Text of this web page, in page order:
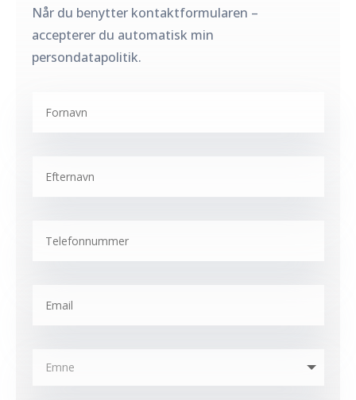
Når du benytter kontaktformularen –
accepterer du automatisk min
persondatapolitik.